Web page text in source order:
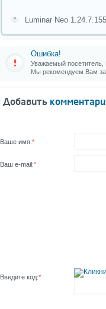
Luminar Neo
Ошибка!
Уважаемый посетитель,
Мы рекомендуем Вам
Добавить
Ваше имя:*
Ваш e-mail:*
Введите код:*